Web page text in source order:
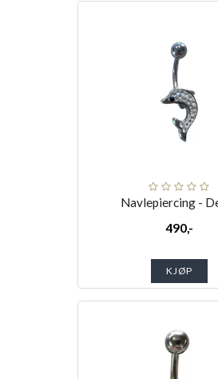
Navlepiercing -
490,-
KJØP